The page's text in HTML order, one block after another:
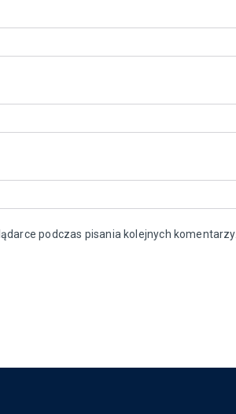
podczas pisania kolejnych komentarzy.